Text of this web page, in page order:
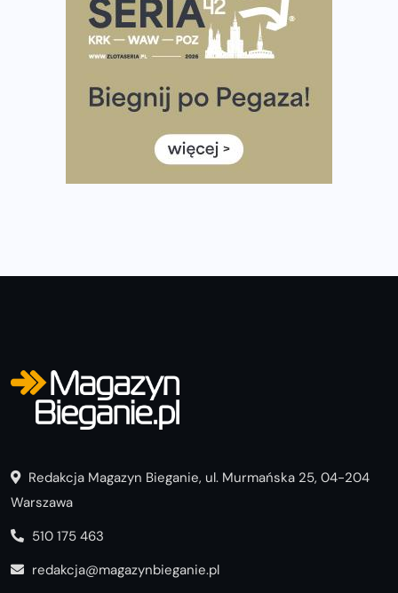
Już w tę sobotę 35. Bieg Powstania Warszawskiego.
Wystartuje rekordowa liczba uczestników
35. Bieg Powstania Warszawskiego – praktyczny
Ile razy w tygodniu biegać? 3 treningi wystarczą? Jak
często biegać, żeby robić postępy
Już w ten weekend! Przed nami Nocny Portowy Maraton
i Półmaraton Szczeciński. Wszystko, co warto wiedzieć
Redakcja Magazyn Bieganie, ul. Murmańska 25, 04-204
Warszawa
510 175 463
redakcja@magazynbieganie.pl